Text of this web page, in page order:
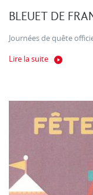
BLEUET DE
Journées de quête
Lire la suite